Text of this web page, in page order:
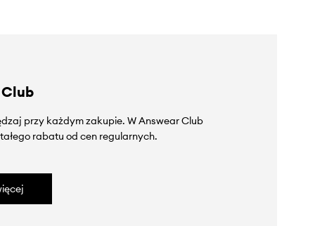
przy każdym zakupie. W Answear Club
rabatu od cen regularnych.